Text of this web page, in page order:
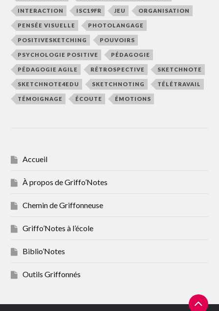
INTERACTION ISC19FR JEU ORGANISATION
PENSÉE VISUELLE PHOTOLANGAGE
POSITIVESKETCHING POUVOIRS
PSYCHOLOGIE POSITIVE PÉDAGOGIE
PÉDAGOGIE AGILE RÉTROSPECTIVE SKETCHNOTE
SKETCHNOTE4EDU SKETCHNOTING TÉLÉTRAVAIL
TÉMOIGNAGE ÉCOUTE ÉMOTIONS
Accueil
À propos de Griffo’Notes
Chemin de Griffonneuse
Griffo’Notes à l’école
Biblio’Notes
Outils Griffonnés